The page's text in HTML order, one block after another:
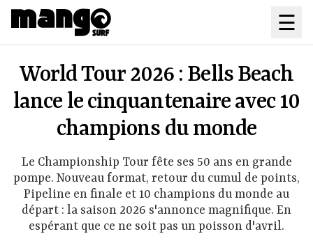
Aller au contenu principal
☰
World Tour 2026 : Bells Beach
lance le cinquantenaire avec 10
champions du monde
Le Championship Tour fête ses 50 ans en grande
pompe. Nouveau format, retour du cumul de points,
Pipeline en finale et 10 champions du monde au
départ : la saison 2026 s'annonce magnifique. En
espérant que ce ne soit pas un poisson d'avril.